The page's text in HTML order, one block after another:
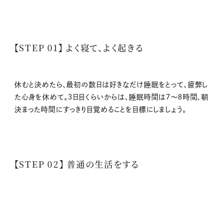
【STEP 01】 よく寝て、よく起きる
休むと決めたら、最初の数日は好きなだけ睡眠をとって、疲弊し
た心身を休めて。3日目くらいからは、睡眠時間は7～8時間、朝
決まった時間にすっきり目覚めることを目標にしましょう。
【STEP 02】 普通の生活をする